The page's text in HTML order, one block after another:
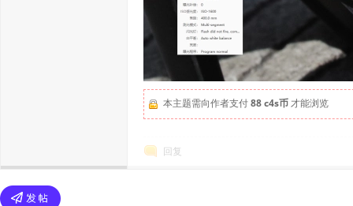
本主题需向作者支付88 c4s币才能浏览
回复